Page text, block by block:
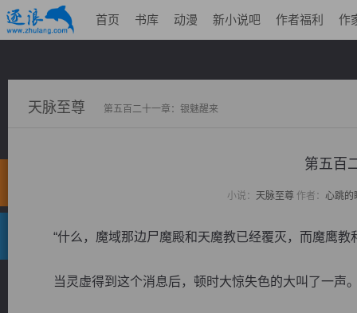
首页 书库 动漫 新小说吧 作者福利 作
天脉至尊 第五百二十一章：银魅醒来
第五百
小说： 天脉至尊作者： 心跳的
“什么，魔域那边尸魔殿和天魔教已经覆灭，而魔鹰教
当灵虚得到这个消息后，顿时大惊失色的大叫了一声